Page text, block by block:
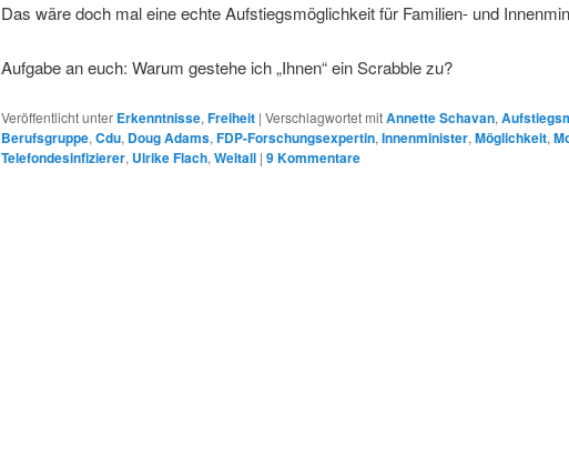
Das wäre doch mal eine echte Aufstiegsmöglichkeit für Familien- und
Aufgabe an euch: Warum gestehe ich „Ihnen“ ein Scrabble zu?
Veröffentlicht unter Erkenntnisse, Freiheit | Verschlagwortet mitAnnette Schavan,
Berufsgruppe, Cdu, Doug Adams, FDP-Forschungsexpertin, Innenminister, Möglichkeit,
Telefondesinfizierer, Ulrike Flach, Weltall | 9Kommentare